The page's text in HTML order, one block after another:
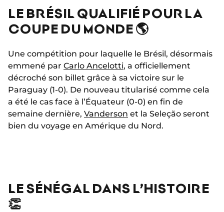
LE BRÉSIL QUALIFIÉ POUR LA
COUPE DU MONDE 🌎
Une compétition pour laquelle le Brésil, désormais
emmené par Carlo Ancelotti, a officiellement
décroché son billet grâce à sa victoire sur le
Paraguay (1-0). De nouveau titularisé comme cela
a été le cas face à l’Équateur (0-0) en fin de
semaine dernière, Vanderson et la Seleção seront
bien du voyage en Amérique du Nord.
LE SÉNÉGAL DANS L’HISTOIRE
👏